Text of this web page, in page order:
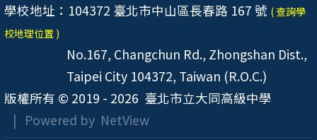
學校地址：104372 臺北市中山區長春路 167 號 ( 查詢學
校地理位置 )
No.167, Changchun Rd., Zhongshan Dist.,
Taipei City 104372, Taiwan (R.O.C.)
版權所有 © 2019 - 2026 臺北市立大同高級中學
| Powered by NetView